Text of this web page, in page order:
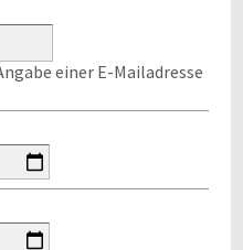
einer E-Mailadresse